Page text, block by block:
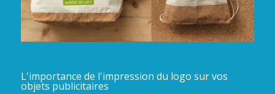
L'importance de l'impression du logo sur vos
objets publicitaires